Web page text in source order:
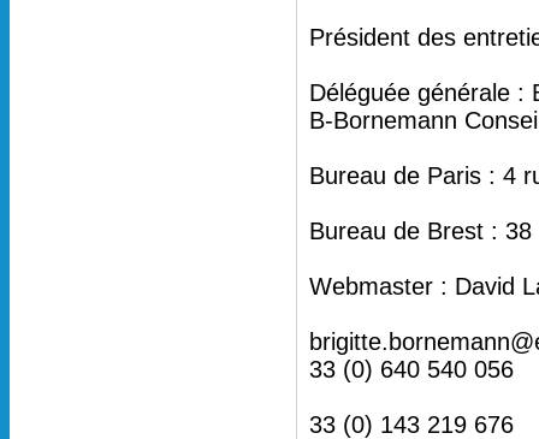
Président des
Déléguée générale :
B-Bornemann
Bureau de Paris : 4
Bureau de Brest :
Webmaster : David
33 (0) 640 540 056
33 (0) 143 219 676